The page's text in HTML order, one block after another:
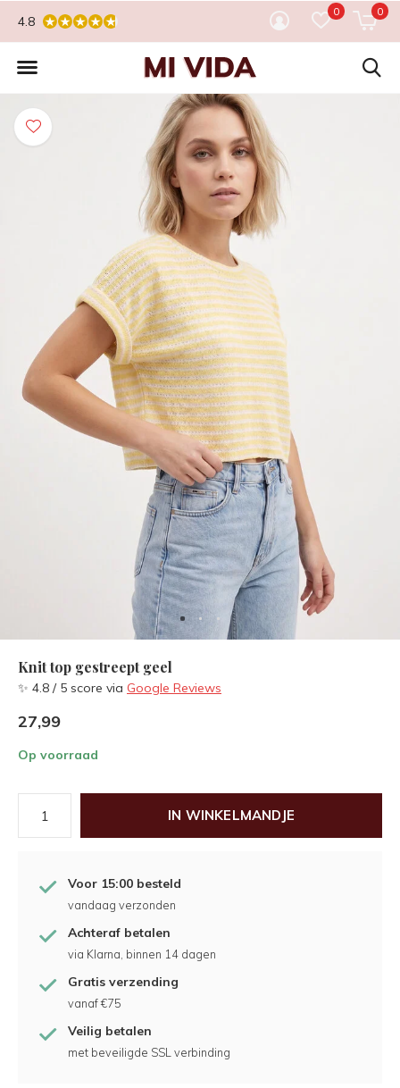
0 0
4.8
Knit top gestreept geel
✨ 4.8 / 5 score via Google Reviews
27,99
Op voorraad
IN WINKELMANDJE
Voor 15:00 besteld
vandaag verzonden
Achteraf betalen
via Klarna, binnen 14 dagen
Gratis verzending
vanaf €75
Veilig betalen
met beveiligde SSL verbinding